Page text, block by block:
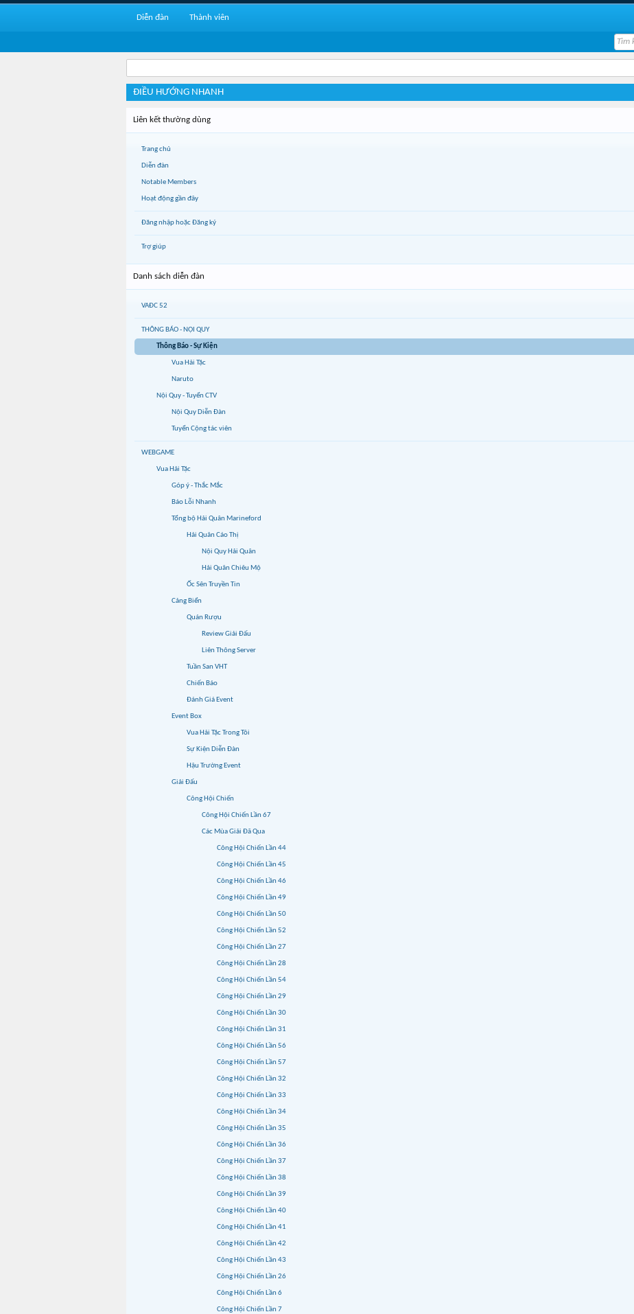
ĐIỀU HƯỚNG NHANH
Liên kết thường dùng
Trang chủ
Diễn đàn
Notable Members
Hoạt động gần đây
Đăng nhập hoặc Đăng ký
Trợ giúp
Danh sách diễn đàn
VAĐC 52
THÔNG BÁO - NỘI QUY
Thông Báo - Sự Kiện
Vua Hải Tặc
Naruto
Nội Quy - Tuyển CTV
Nội Quy Diễn Đàn
Tuyển Cộng tác viên
WEBGAME
Vua Hải Tặc
Góp ý - Thắc Mắc
Báo Lỗi Nhanh
Tổng bộ Hải Quân Marineford
Hải Quân Cáo Thị
Nội Quy Hải Quân
Hải Quân Chiêu Mộ
Ốc Sên Truyền Tin
Cảng Biển
Quán Rượu
Review Giải Đấu
Liên Thông Server
Tuần San VHT
Chiến Báo
Đánh Giá Event
Event Box
Vua Hải Tặc Trong Tôi
Sự Kiện Diễn Đàn
Hậu Trường Event
Giải Đấu
Công Hội Chiến
Công Hội Chiến Lần 67
Các Mùa Giải Đã Qua
Công Hội Chiến Lần 44
Công Hội Chiến Lần 45
Công Hội Chiến Lần 46
Công Hội Chiến Lần 49
Công Hội Chiến Lần 50
Công Hội Chiến Lần 52
Công Hội Chiến Lần 27
Công Hội Chiến Lần 28
Công Hội Chiến Lần 54
Công Hội Chiến Lần 29
Công Hội Chiến Lần 30
Công Hội Chiến Lần 31
Công Hội Chiến Lần 56
Công Hội Chiến Lần 57
Công Hội Chiến Lần 32
Công Hội Chiến Lần 33
Công Hội Chiến Lần 34
Công Hội Chiến Lần 35
Công Hội Chiến Lần 36
Công Hội Chiến Lần 37
Công Hội Chiến Lần 38
Công Hội Chiến Lần 39
Công Hội Chiến Lần 40
Công Hội Chiến Lần 41
Công Hội Chiến Lần 42
Công Hội Chiến Lần 43
Công Hội Chiến Lần 26
Công Hội Chiến Lần 6
Công Hội Chiến Lần 7
Diễn đàn Thành viên